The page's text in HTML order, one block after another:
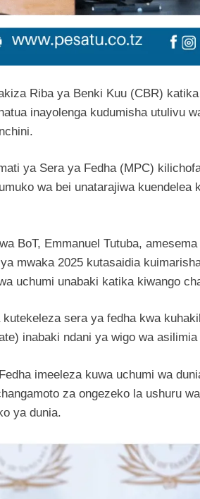
Riba ya Benki Kuu (CBR)
inayolenga kudumisha utulivu
ya Sera ya Fedha (MPC)
wa bei unatarajiwa kuendelea
BoT, Emmanuel Tutuba,
mwaka 2025 kutasaidia
uchumi unabaki katika kiwango
sera ya fedha kwa
inabaki ndani ya wigo wa asilimia
imeeleza kuwa uchumi wa
za ongezeko la ushuru
ya dunia.